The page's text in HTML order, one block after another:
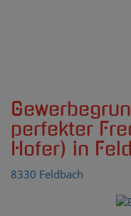
perfekter
Hofer) in
8330 Feldbach